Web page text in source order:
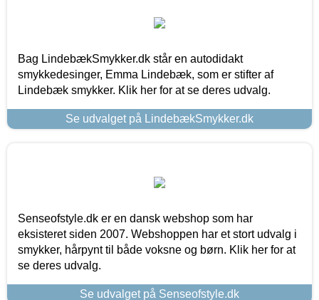
Bag LindebækSmykker.dk står en autodidakt
smykkedesinger, Emma Lindebæk, som er stifter af
Lindebæk smykker. Klik her for at se deres udvalg.
Se udvalget på LindebækSmykker.dk
Senseofstyle.dk er en dansk webshop som har
eksisteret siden 2007. Webshoppen har et stort udvalg i
smykker, hårpynt til både voksne og børn. Klik her for at
se deres udvalg.
Se udvalget på Senseofstyle.dk